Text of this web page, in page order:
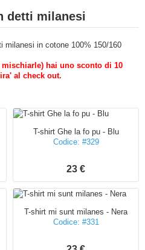
detti milanesi
milanesi in cotone 100% 150/160
hai uno sconto di 10
al check out.
T-shirt Ghe la fo pu - Blu
Codice: #329
23 €
T-shirt mi sunt milanes - Nera
Codice: #331